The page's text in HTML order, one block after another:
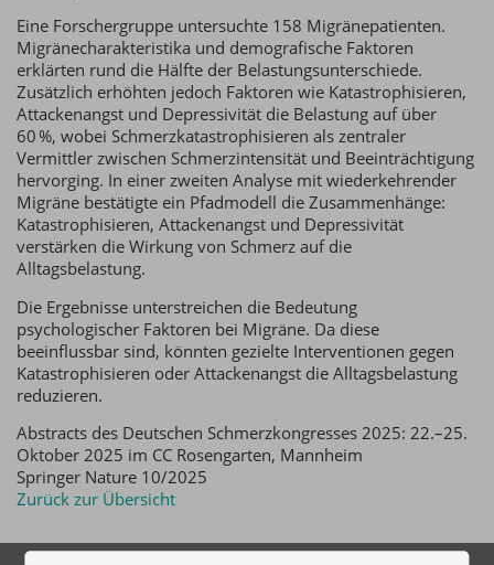
Eine Forschergruppe untersuchte 158 Migränepatienten.
Migränecharakteristika und demografische Faktoren
erklärten rund die Hälfte der Belastungsunterschiede.
Zusätzlich erhöhten jedoch Faktoren wie Katastrophisieren,
Attackenangst und Depressivität die Belastung auf über
60 %, wobei Schmerzkatastrophisieren als zentraler
Vermittler zwischen Schmerzintensität und Beeinträchtigung
hervorging. In einer zweiten Analyse mit wiederkehrender
Migräne bestätigte ein Pfadmodell die Zusammenhänge:
Katastrophisieren, Attackenangst und Depressivität
verstärken die Wirkung von Schmerz auf die
Alltagsbelastung.
Die Ergebnisse unterstreichen die Bedeutung
psychologischer Faktoren bei Migräne. Da diese
beeinflussbar sind, könnten gezielte Interventionen gegen
Katastrophisieren oder Attackenangst die Alltagsbelastung
reduzieren.
Abstracts des Deutschen Schmerzkongresses 2025: 22.–25.
Oktober 2025 im CC Rosengarten, Mannheim
Springer Nature 10/2025
Zurück zur Übersicht